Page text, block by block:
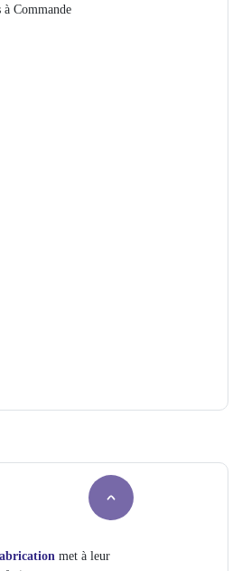
Commande
met à leur